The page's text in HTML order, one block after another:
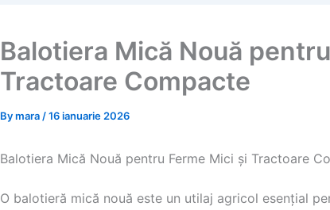
Balotiera Mică Nouă
Tractoare Compacte
Bymara /16 ianuarie 2026
Balotiera Mică Nouă pentru Ferme Mici și Tractoare
O balotieră mică nouă este un utilaj agricol esențial